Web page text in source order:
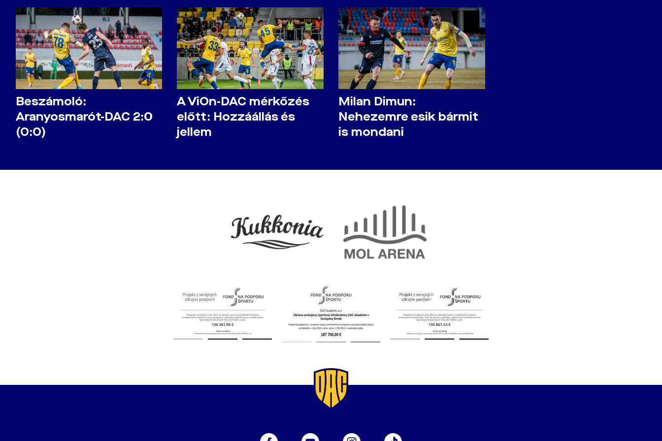
Beszámoló:
Aranyosmarót-DAC 2:0
(0:0)
A ViOn-DAC mérkőzés
előtt: Hozzáállás és
jellem
Milan Dimun:
Nehezemre esik bármit
is mondani